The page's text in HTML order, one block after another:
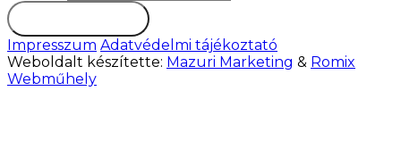
Impresszum Adatvédelmi tájékoztató
Weboldalt készítette: Mazuri Marketing & Romix
Webműhely